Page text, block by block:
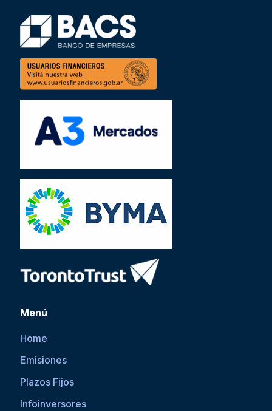
Menú
Home
Emisiones
Plazos Fijos
Infoinversores